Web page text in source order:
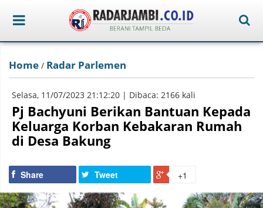
Home / Radar Parlemen
Selasa, 11/07/2023 21:12:20 | Dibaca: 2166 kali
Pj Bachyuni Berikan Bantuan Kepada
Keluarga Korban Kebakaran Rumah
di Desa Bakung
Share Tweet +1